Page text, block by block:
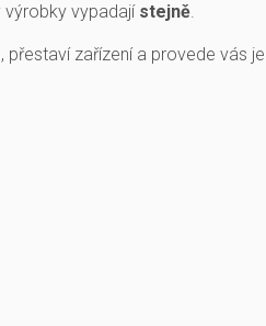
výrobky vypadají stejně.
zařízení a provede vás